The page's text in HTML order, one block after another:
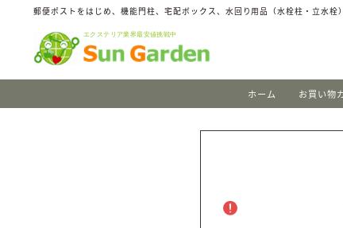
郵便ポストをはじめ、機能門柱、宅配ボックス、水回り用品（水栓柱・立水
ホーム お買い物